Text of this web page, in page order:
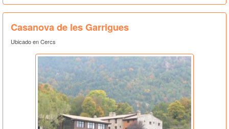
Casanova de les Garrigues
Ubicado en Cercs